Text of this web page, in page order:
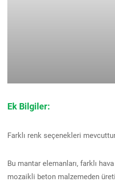
Ek Bilgiler:
Farklı renk seçenekleri
Bu mantar elemanları, farklı
mozaikli beton malzemeden